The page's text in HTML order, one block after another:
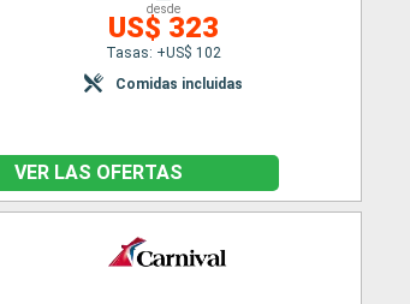
desde
US$ 323
Tasas: +US$ 102
Comidas incluidas
VER LAS OFERTAS